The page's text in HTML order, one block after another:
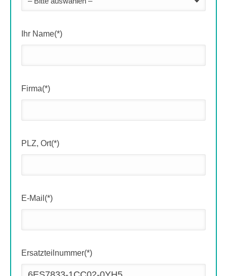
Ihr Name(*)
Firma(*)
PLZ, Ort(*)
E-Mail(*)
Ersatzteilnummer(*)